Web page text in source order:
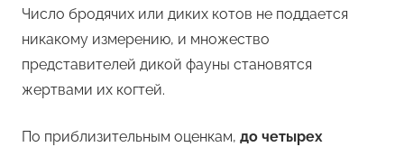
Число бродячих или диких котов не поддается
никакому измерению, и множество
представителей дикой фауны становятся
жертвами их когтей.
По приблизительным оценкам, до четырех